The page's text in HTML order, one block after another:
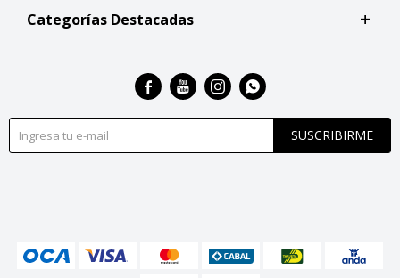
Categorías Destacadas
SUSCRIBIRME
   